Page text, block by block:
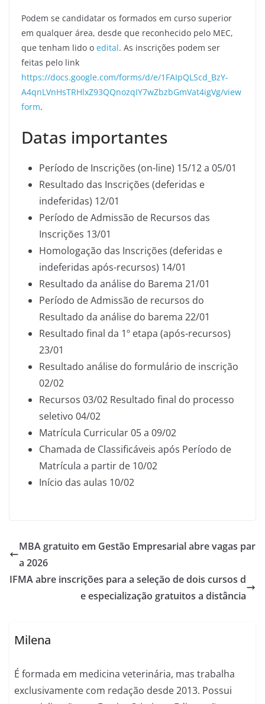
Podem se candidatar os formados em curso superior
em qualquer área, desde que reconhecido pelo MEC,
que tenham lido o edital. As inscrições podem ser
feitas pelo link
https://docs.google.com/forms/d/e/1FAIpQLScd_BzY-
A4qnLVnHsTRHlxZ93QQnozqIY7wZbzbGmVat4igVg/view
form.
Datas importantes
Período de Inscrições (on-line) 15/12 a 05/01
Resultado das Inscrições (deferidas e
indeferidas) 12/01
Período de Admissão de Recursos das
Inscrições 13/01
Homologação das Inscrições (deferidas e
indeferidas após-recursos) 14/01
Resultado da análise do Barema 21/01
Período de Admissão de recursos do
Resultado da análise do barema 22/01
Resultado final da 1º etapa (após-recursos)
23/01
Resultado análise do formulário de inscrição
02/02
Recursos 03/02 Resultado final do processo
seletivo 04/02
Matrícula Curricular 05 a 09/02
Chamada de Classificáveis após Período de
Matrícula a partir de 10/02
Início das aulas 10/02
MBA gratuito em Gestão Empresarial abre vagas par
a 2026
IFMA abre inscrições para a seleção de dois cursos d
e especialização gratuitos a distância
Milena
É formada em medicina veterinária, mas trabalha
exclusivamente com redação desde 2013. Possui